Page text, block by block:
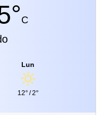
C
Lun
12°/2°